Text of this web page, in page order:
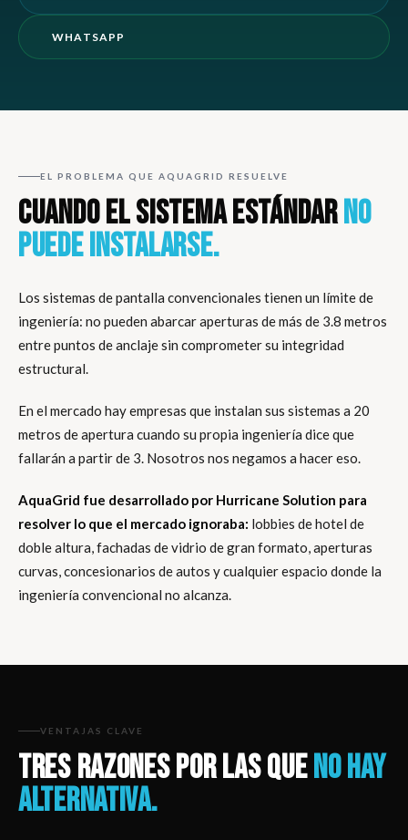
WHATSAPP
EL PROBLEMA QUE AQUAGRID RESUELVE
CUANDO EL SISTEMA ESTÁNDARNO
PUEDE INSTALARSE.
Los sistemas de pantalla convencionales tienen un límite de
ingeniería: no pueden abarcar aperturas de más de 3.8 metros
entre puntos de anclaje sin comprometer su integridad
estructural.
En el mercado hay empresas que instalan sus sistemas a 20
metros de apertura cuando su propia ingeniería dice que
fallarán a partir de 3. Nosotros nos negamos a hacer eso.
AquaGrid fue desarrollado por Hurricane Solution para
resolver lo que el mercado ignoraba: lobbies de hotel de
doble altura, fachadas de vidrio de gran formato, aperturas
curvas, concesionarios de autos y cualquier espacio donde la
ingeniería convencional no alcanza.
VENTAJAS CLAVE
TRES RAZONES POR LAS QUENO HAY
ALTERNATIVA.